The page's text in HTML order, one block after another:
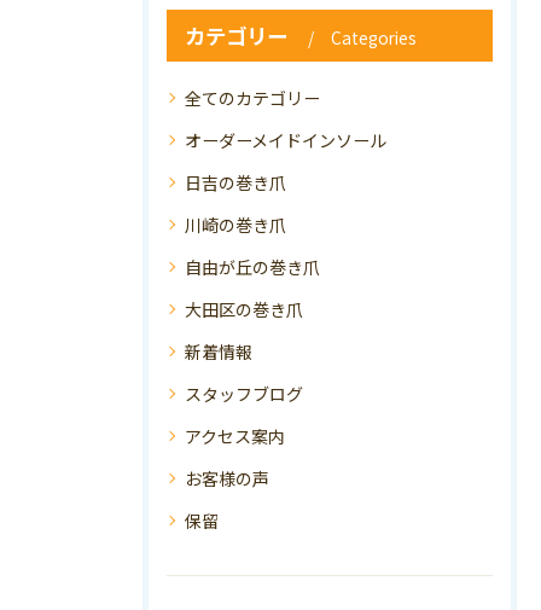
カテゴリー Categories
全てのカテゴリー
オーダーメイドインソール
日吉の巻き爪
川崎の巻き爪
自由が丘の巻き爪
大田区の巻き爪
新着情報
スタッフブログ
アクセス案内
お客様の声
保留